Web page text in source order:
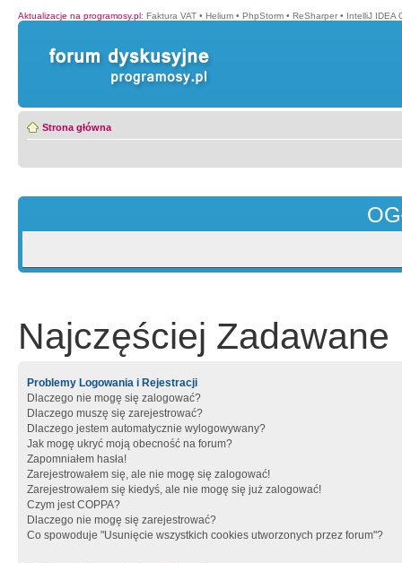
Aktualizacje na programosy.pl: Faktura VAT • Helium • PhpStorm • ReSharper • IntelliJ IDEA
Strona główna
Najczęściej Zadawane
Problemy Logowania i Rejestracji
Dlaczego nie mogę się zalogować?
Dlaczego muszę się zarejestrować?
Dlaczego jestem automatycznie wylogowywany?
Jak mogę ukryć moją obecność na forum?
Zapomniałem hasła!
Zarejestrowałem się, ale nie mogę się zalogować!
Zarejestrowałem się kiedyś, ale nie mogę się już zalogować!
Czym jest COPPA?
Dlaczego nie mogę się zarejestrować?
Co spowoduje "Usunięcie wszystkich cookies utworzonych przez forum"?